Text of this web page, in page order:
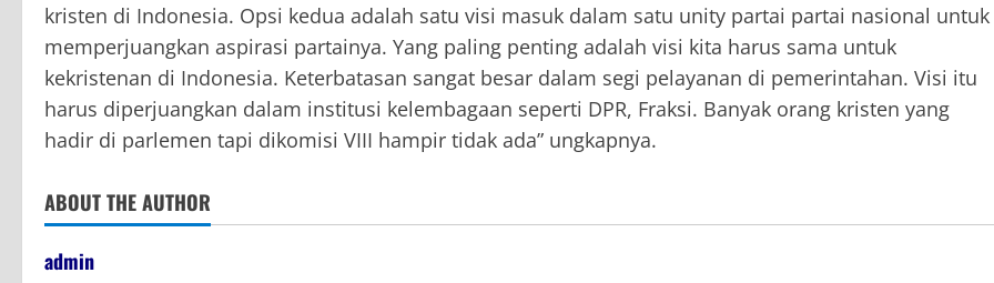
kristen di Indonesia. Opsi kedua adalah satu visi masuk dalam satu unity partai partai nasional untuk
memperjuangkan aspirasi partainya. Yang paling penting adalah visi kita harus sama untuk
kekristenan di Indonesia. Keterbatasan sangat besar dalam segi pelayanan di pemerintahan. Visi itu
harus diperjuangkan dalam institusi kelembagaan seperti DPR, Fraksi. Banyak orang kristen yang
hadir di parlemen tapi dikomisi VIII hampir tidak ada” ungkapnya.
ABOUT THE AUTHOR
admin